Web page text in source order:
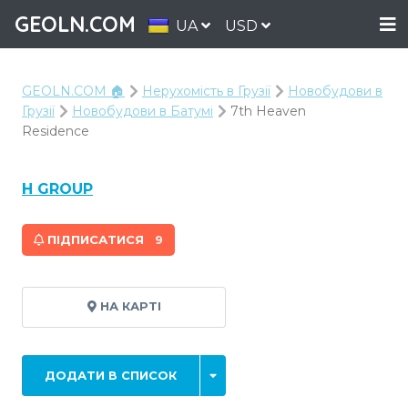
GEOLN.COM UA USD
GEOLN.COM 🏠 Нерухомість в Грузії
Новобудови в
Грузії
Новобудови в Батумі
7th Heaven
Residence
H GROUP
ПІДПИСАТИСЯ 9
НА КАРТІ
ДОДАТИ В СПИСОК